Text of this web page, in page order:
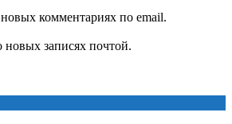
комментариях по email.
новых записях почтой.